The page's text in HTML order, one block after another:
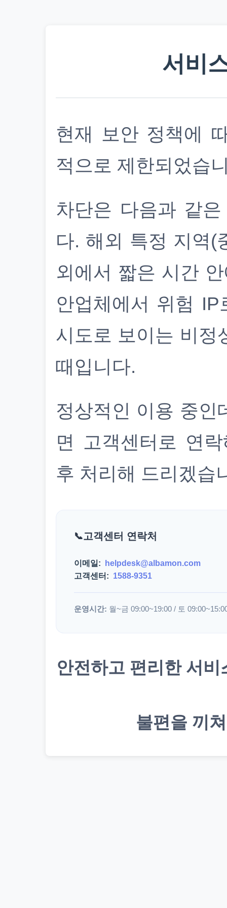
서비
현재 보안 정책에
적으로 제한되었습
차단은 다음과 같
다. 해외 특정 지역(
외에서 짧은 시간
안업체에서 위험
시도로 보이는 비정
때입니다.
정상적인 이용 중인
면 고객센터로 연
후 처리해 드리겠습
고객센터 연락처
이메일:
helpdesk@albamon.com
고객센터: 1588-9351
운영시간: 월~금 09:00~19:00 / 토
안전하고 편리한 서
불편을 끼